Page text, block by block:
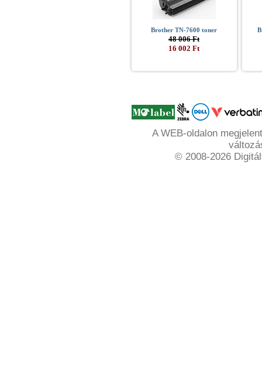
Brother TN-7600 toner
48 006 Ft
16 002 Ft
A WEB-oldalon
© 2008-2026